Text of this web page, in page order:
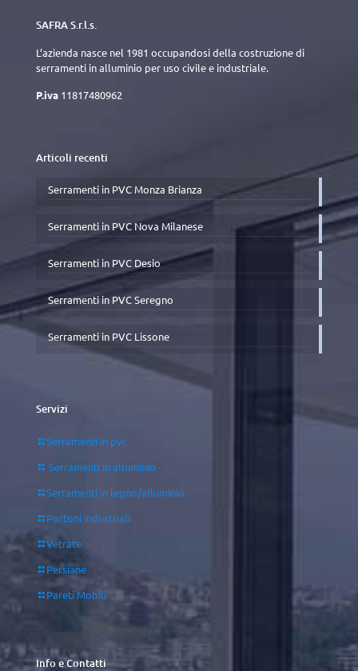
SAFRA S.r.l.s.
L’azienda nasce nel 1981 occupandosi della costruzione di
serramenti in alluminio per uso civile e industriale.
P.iva 11817480962
Articoli recenti
Serramenti in PVC Monza Brianza
Serramenti in PVC Nova Milanese
Serramenti in PVC Desio
Serramenti in PVC Seregno
Serramenti in PVC Lissone
Servizi
Serramenti in pvc
Serramenti in alluminio
Serramenti in legno/alluminio
Portoni industriali
Vetrate
Persiane
Pareti Mobili
Info e Contatti